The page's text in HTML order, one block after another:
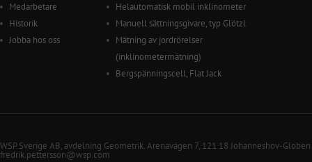
Medarbetare
Historik
Jobba hos oss
Helautomatisk mobil inklinometer
Manuell sättningsgivare, typ Glötzl
Mätning av jordrörelser
(inklinometermätning)
Bergspänningscell, Flat Jack
WSP Sverige AB, avdelning Geometrik. Arenavägen 7, 121 18 Johanneshov-Globen
fredrik.pettersson@wsp.com